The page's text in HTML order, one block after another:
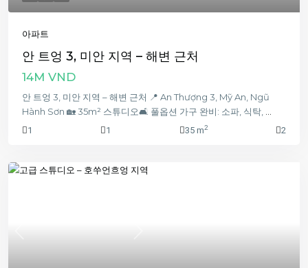
아파트
안 트엉 3, 미안 지역 – 해변 근처
14M VND
안 트엉 3, 미안 지역 – 해변 근처 📍 An Thượng 3, Mỹ An, Ngũ
Hành Sơn 🏡 35m² 스튜디오🛋️ 풀옵션 가구 완비: 소파, 식탁,
1 1 35 m2 2